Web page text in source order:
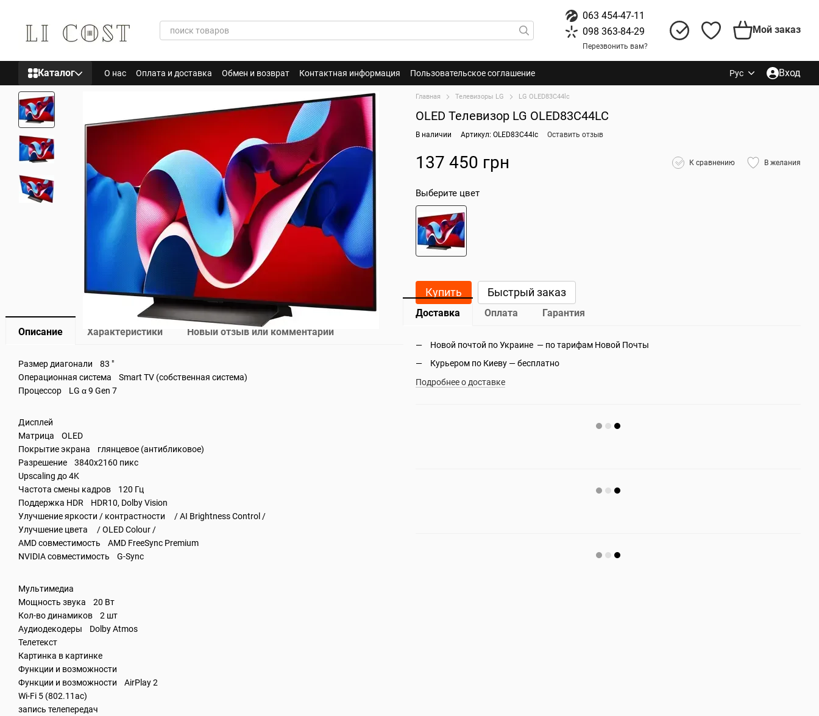
063 454-47-11
098 363-84-29
Перезвонить вам?
Мой заказ
Каталог О нас Оплата и доставка Обмен и возврат Контактная информация Пользовательское соглашение Рус Вход
Описание Характеристики Новый отзыв или комментарий
Размер диагонали 83 "
Операционная система Smart TV (собственная система)
Процессор LG α 9 Gen 7
Дисплей
Матрица OLED
Покрытие экрана глянцевое (антибликовое)
Разрешение 3840x2160 пикс
Upscaling до 4K
Частота смены кадров 120 Гц
Поддержка HDR HDR10, Dolby Vision
Улучшение яркости / контрастности / AI Brightness Control /
Улучшение цвета / OLED Colour /
AMD совместимость AMD FreeSync Premium
NVIDIA совместимость G-Sync
Мультимедиа
Мощность звука 20 Вт
Кол-во динамиков 2 шт
Аудиодекодеры Dolby Atmos
Телетекст
Картинка в картинке
Функции и возможности
Функции и возможности AirPlay 2
Wi-Fi 5 (802.11ac)
запись телепередач
Главная Телевизоры LG LG OLED83C44lc
OLED Телевизор LG OLED83C44LC
В наличии Артикул: OLED83C44lc Оставить отзыв
137 450 грн К сравнению В желания
Выберите цвет
Купить Быстрый заказ
Доставка Оплата Гарантия
Новой почтой по Украине — по тарифам Новой Почты
Курьером по Киеву — бесплатно
Подробнее о доставке